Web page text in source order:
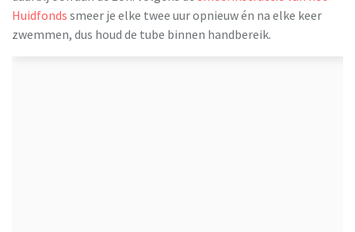
Huidfonds smeer je elke twee uur opnieuw én na elke keer
zwemmen, dus houd de tube binnen handbereik.